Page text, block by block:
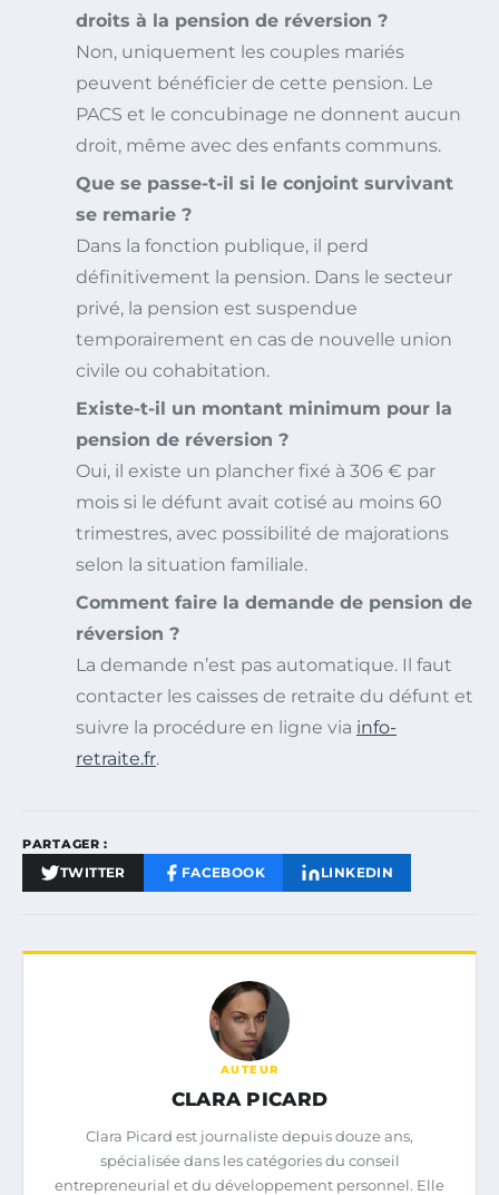
droits à la pension de réversion ?
Non, uniquement les couples mariés
peuvent bénéficier de cette pension. Le
PACS et le concubinage ne donnent aucun
droit, même avec des enfants communs.
Que se passe-t-il si le conjoint survivant
se remarie ?
Dans la fonction publique, il perd
définitivement la pension. Dans le secteur
privé, la pension est suspendue
temporairement en cas de nouvelle union
civile ou cohabitation.
Existe-t-il un montant minimum pour la
pension de réversion ?
Oui, il existe un plancher fixé à 306 € par
mois si le défunt avait cotisé au moins 60
trimestres, avec possibilité de majorations
selon la situation familiale.
Comment faire la demande de pension de
réversion ?
La demande n’est pas automatique. Il faut
contacter les caisses de retraite du défunt et
suivre la procédure en ligne via info-
retraite.fr.
PARTAGER :
TWITTER FACEBOOK LINKEDIN
AUTEUR
CLARA PICARD
Clara Picard est journaliste depuis douze ans,
spécialisée dans les catégories du conseil
entrepreneurial et du développement personnel. Elle